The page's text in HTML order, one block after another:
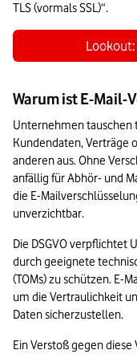
TLS (vormals SSL)“.
Warum ist E-Mail-
Unternehmen tauschen
Kundendaten, Verträge
anderen aus. Ohne
anfällig für Abhör- und
die E-
unverzichtbar.
Die DSGVO verpflichtet
durch geeignete
(TOMs) zu schützen. E-
um die Vertraulichkeit
Daten sicherzustellen.
Ein Verstoß gegen